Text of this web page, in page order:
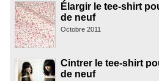
Élargir le tee-shirt
de neuf
Octobre 2011
Cintrer le tee-shirt
de neuf